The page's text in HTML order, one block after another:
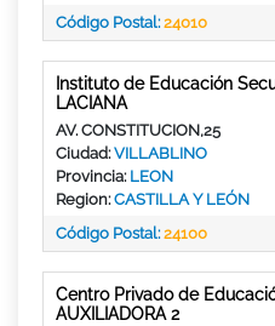
Código Postal:24010
Instituto de Educación
LACIANA
AV. CONSTITUCION,25
Ciudad:VILLABLINO
Provincia: LEON
Region:CASTILLA Y LEÓN
Código Postal:24100
Centro Privado de
AUXILIADORA 2